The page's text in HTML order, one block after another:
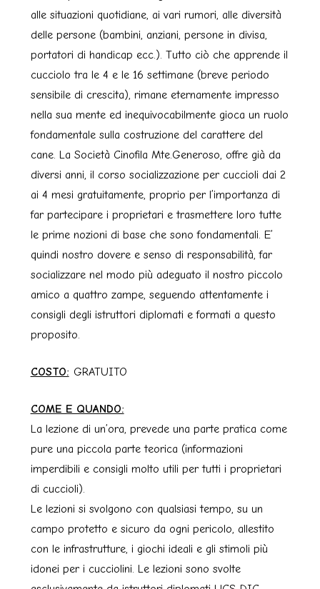
alle situazioni quotidiane, ai vari rumori, alle diversità
delle persone (bambini, anziani, persone in divisa,
portatori di handicap ecc.). Tutto ciò che apprende il
cucciolo tra le 4 e le 16 settimane (breve periodo
sensibile di crescita), rimane eternamente impresso
nella sua mente ed inequivocabilmente gioca un ruolo
fondamentale sulla costruzione del carattere del
cane. La Società Cinofila Mte.Generoso, offre già da
diversi anni, il corso socializzazione per cuccioli dai 2
ai 4 mesi gratuitamente, proprio per l’importanza di
far partecipare i proprietari e trasmettere loro tutte
le prime nozioni di base che sono fondamentali. E’
quindi nostro dovere e senso di responsabilità, far
socializzare nel modo più adeguato il nostro piccolo
amico a quattro zampe, seguendo attentamente i
consigli degli istruttori diplomati e formati a questo
proposito.
COSTO: GRATUITO
COME E QUANDO:
La lezione di un’ora, prevede una parte pratica come
pure una piccola parte teorica (informazioni
imperdibili e consigli molto utili per tutti i proprietari
di cuccioli).
Le lezioni si svolgono con qualsiasi tempo, su un
campo protetto e sicuro da ogni pericolo, allestito
con le infrastrutture, i giochi ideali e gli stimoli più
idonei per i cucciolini. Le lezioni sono svolte